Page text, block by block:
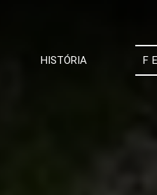
HISTÓRIA